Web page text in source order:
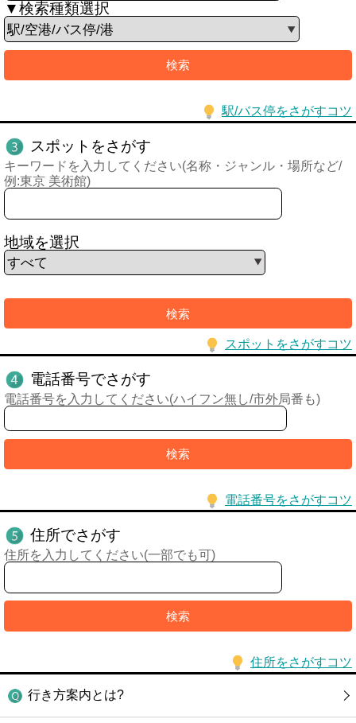
▼検索種類選択
駅/バス停をさがすコツ
スポットをさがす
キーワードを入力してください(名称・ジャンル・場所など/
例:東京 美術館)
地域を選択
スポットをさがすコツ
電話番号でさがす
電話番号を入力してください(ハイフン無し/市外局番も)
電話番号をさがすコツ
住所でさがす
住所を入力してください(一部でも可)
住所をさがすコツ
行き方案内とは?